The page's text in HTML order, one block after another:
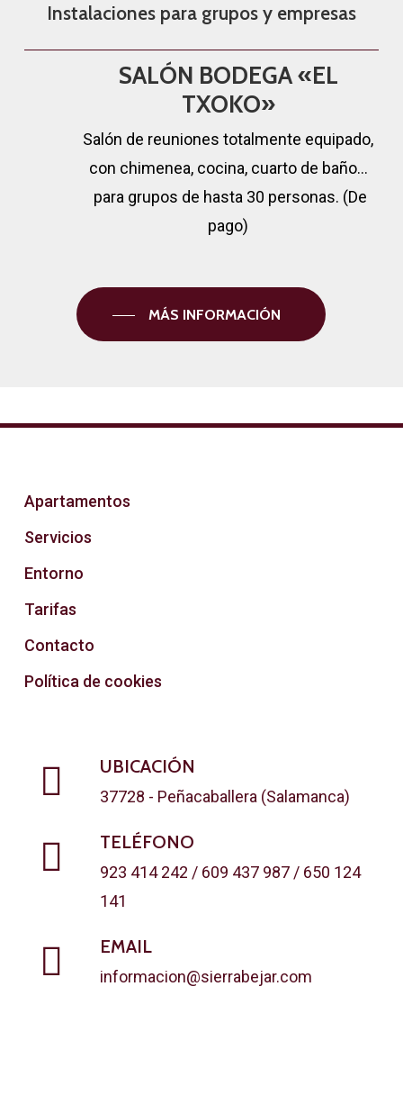
Instalaciones para grupos y empresas
SALÓN BODEGA «EL
TXOKO»
Salón de reuniones totalmente equipado,
con chimenea, cocina, cuarto de baño…
para grupos de hasta 30 personas. (De
pago)
MÁS INFORMACIÓN
Apartamentos
Servicios
Entorno
Tarifas
Contacto
Política de cookies
UBICACIÓN
37728 - Peñacaballera (Salamanca)
TELÉFONO
923 414 242 / 609 437 987 / 650 124
141
EMAIL
informacion@sierrabejar.com